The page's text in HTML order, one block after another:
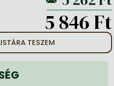
5 846 Ft
TESZEM